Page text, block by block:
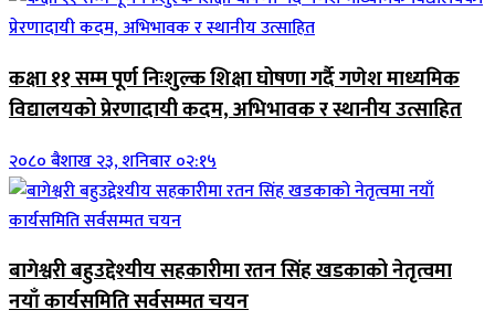
कक्षा ११ सम्म पूर्ण निःशुल्क शिक्षा घोषणा गर्दै गणेश माध्यमिक
विद्यालयको प्रेरणादायी कदम, अभिभावक र स्थानीय उत्साहित
२०८० बैशाख २३, शनिबार ०२:१५
बागेश्वरी बहुउद्देश्यीय सहकारीमा रतन सिंह खडकाको नेतृत्वमा
नयाँ कार्यसमिति सर्वसम्मत चयन